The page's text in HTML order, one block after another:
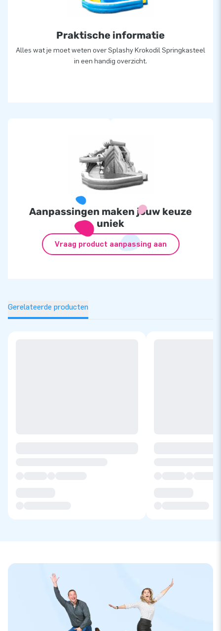
Praktische informatie
Alles wat je moet weten over Splashy Krokodil Springkasteel
in een handig overzicht.
Aanpassingen maken jouw keuze
uniek
Vraag product aanpassing aan
Gerelateerde producten